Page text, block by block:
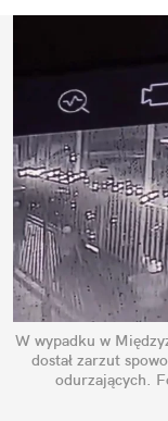
W wypadku w
dostał zarzut
odurzających.